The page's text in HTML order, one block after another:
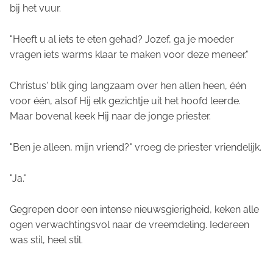
bij het vuur.
"Heeft u al iets te eten gehad? Jozef, ga je moeder
vragen iets warms klaar te maken voor deze meneer."
Christus' blik ging langzaam over hen allen heen, één
voor één, alsof Hij elk gezichtje uit het hoofd leerde.
Maar bovenal keek Hij naar de jonge priester.
"Ben je alleen, mijn vriend?" vroeg de priester vriendelijk.
"Ja."
Gegrepen door een intense nieuwsgierigheid, keken alle
ogen verwachtingsvol naar de vreemdeling. Iedereen
was stil, heel stil.